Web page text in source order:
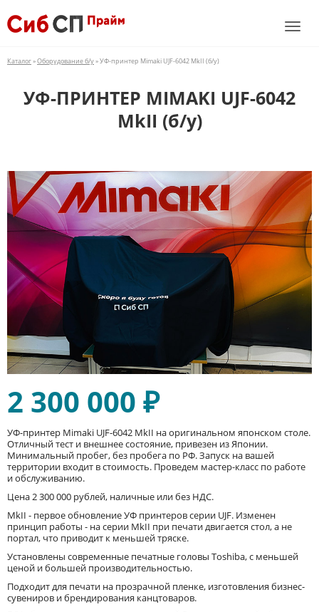
Каталог»Оборудование б/у» УФ-принтер Mimaki UJF-6042 MkII (б/у)
УФ-ПРИНТЕР MIMAKI UJF-6042
MkII (б/у)
2 300 000 ₽
УФ-принтер Mimaki UJF-6042 MkII на оригинальном японском столе.
Отличный тест и внешнее состояние, привезен из Японии.
Минимальный пробег, без пробега по РФ. Запуск на вашей
территории входит в стоимость. Проведем мастер-класс по работе
и обслуживанию.
Цена 2 300 000 рублей, наличные или без НДС.
MkII - первое обновление УФ принтеров серии UJF. Изменен
принцип работы - на серии MkII при печати двигается стол, а не
портал, что приводит к меньшей тряске.
Установлены современные печатные головы Toshiba, с меньшей
ценой и большей производительностью.
Подходит для печати на прозрачной пленке, изготовления бизнес-
сувениров и брендирования канцтоваров.